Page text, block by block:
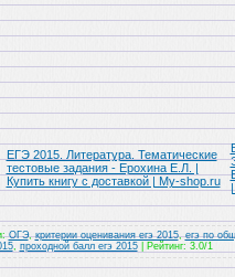
ЕГЭ 2015. Литература. Тематические
тестовые задания - Ерохина Е.Л. |
Купить книгу с доставкой | My-shop.ru
|
:ОГЭ,критерии оценивания егэ 2015,егэ по
, проходной балл егэ 2015| Рейтинг: 3.0/1